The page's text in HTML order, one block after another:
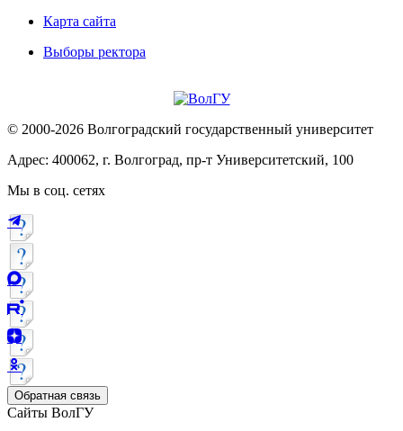
Карта сайта
Выборы ректора
© 2000-2026 Волгоградский государственный университет
Адрес: 400062, г. Волгоград, пр-т Университетский, 100
Мы в соц. сетях
Обратная связь
Сайты ВолГУ